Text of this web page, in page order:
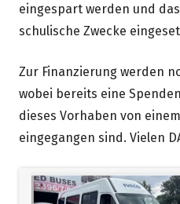
eingespart werden und
schulische Zwecke
Zur Finanzierung werden
wobei bereits eine
dieses Vorhaben von
eingegangen sind. Vielen